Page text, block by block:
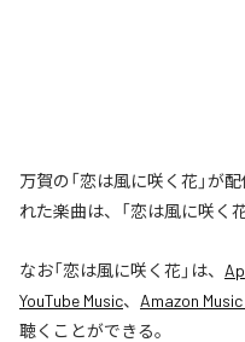
万賀の「恋は風に咲く花」が
れた楽曲は、「恋は風に咲く
なお「恋は風に咲く花」は、
YouTube Music、 Amazon
聴くことができる。